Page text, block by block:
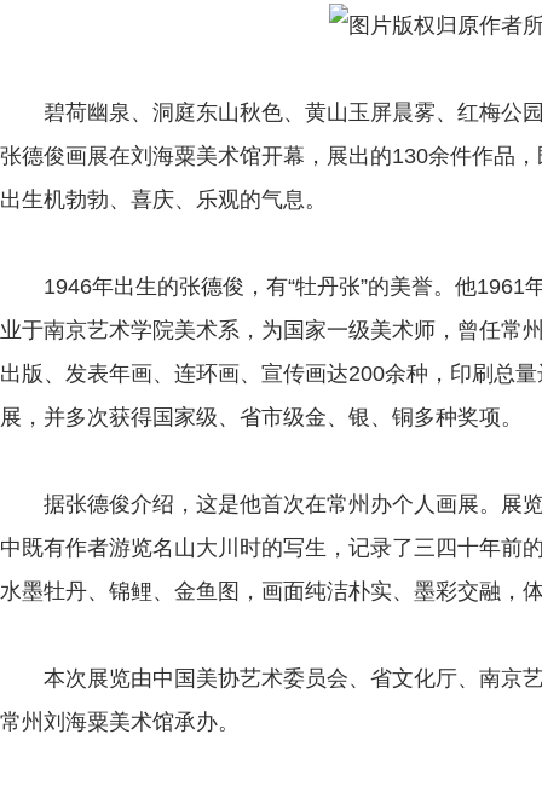
碧荷幽泉、洞庭东山秋色、黄山玉屏晨雾、红梅公
张德俊画展在刘海粟美术馆开幕，展出的130余件作品
出生机勃勃、喜庆、乐观的气息。
1946年出生的张德俊，有“牡丹张”的美誉。他1961
业于南京艺术学院美术系，为国家一级美术师，曾任常
出版、发表年画、连环画、宣传画达200余种，印刷总
展，并多次获得国家级、省市级金、银、铜多种奖项。
据张德俊介绍，这是他首次在常州办个人画展。展
中既有作者游览名山大川时的写生，记录了三四十年前
水墨牡丹、锦鲤、金鱼图，画面纯洁朴实、墨彩交融，
本次展览由中国美协艺术委员会、省文化厅、南京
常州刘海粟美术馆承办。